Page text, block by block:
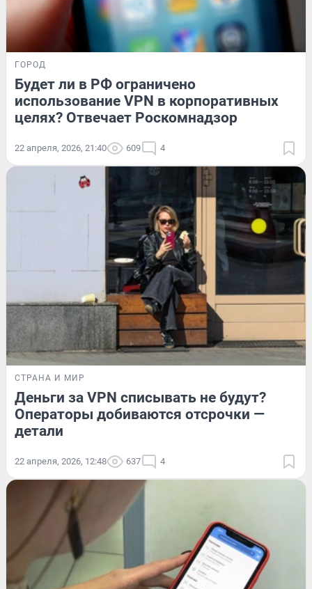
ГОРОД
Будет ли в РФ ограничено
использование VPN в корпоративных
целях? Отвечает Роскомнадзор
22 апреля, 2026, 21:40 609 4
СТРАНА И МИР
Деньги за VPN списывать не будут?
Операторы добиваются отсрочки —
детали
22 апреля, 2026, 12:48 637 4